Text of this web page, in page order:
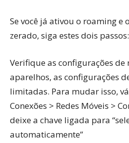
Se você já ativou o roaming e
zerado, siga estes dois passos:
Verifique as configurações de
aparelhos, as configurações
limitadas. Para mudar isso,
Conexões > Redes Móveis >
deixe a chave ligada para
automaticamente”